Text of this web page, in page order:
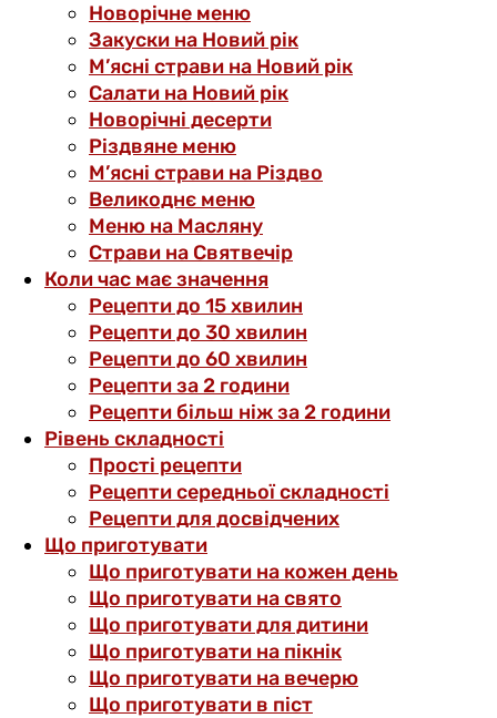
Новорічне меню
Закуски на Новий рік
М’ясні страви на Новий рік
Салати на Новий рік
Новорічні десерти
Різдвяне меню
М’ясні страви на Різдво
Великоднє меню
Меню на Масляну
Страви на Святвечір
Коли час має значення
Рецепти до 15 хвилин
Рецепти до 30 хвилин
Рецепти до 60 хвилин
Рецепти за 2 години
Рецепти більш ніж за 2 години
Рівень складності
Прості рецепти
Рецепти середньої складності
Рецепти для досвідчених
Що приготувати
Що приготувати на кожен день
Що приготувати на свято
Що приготувати для дитини
Що приготувати на пікнік
Що приготувати на вечерю
Що приготувати в піст